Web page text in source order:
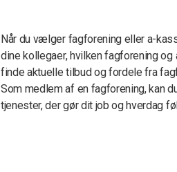
Når du vælger fagforening eller a-
dine kollegaer, hvilken fagforening
finde aktuelle tilbud og fordele fra
Som medlem af en fagforening, kan
tjenester, der gør dit job og hverdag